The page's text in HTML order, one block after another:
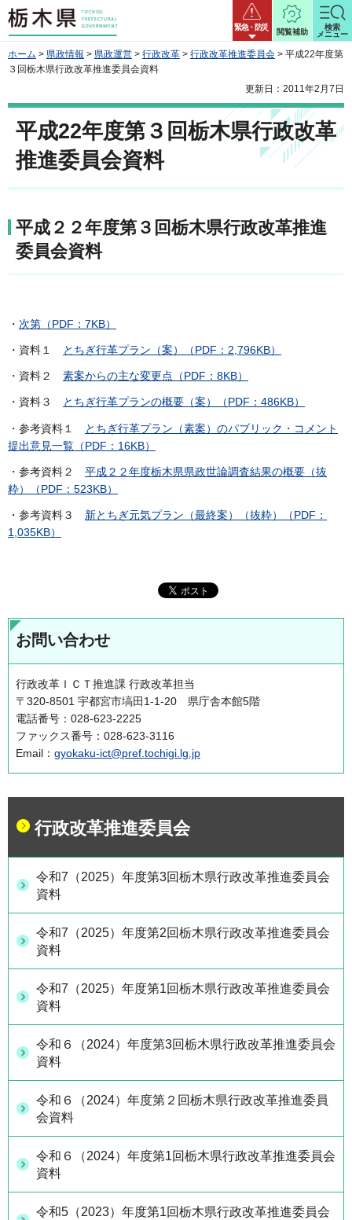
栃木県 緊急・防災
閲覧補助
検索
メニュー
ホーム > 県政情報 > 県政運営 > 行政改革 > 行政改革推進委員会 > 平成22年度第
３回栃木県行政改革推進委員会資料
更新日：2011年2月7日
平成22年度第３回栃木県行政改革
推進委員会資料
平成２２年度第３回栃木県行政改革推進
委員会資料
・ 次第（PDF：7KB）
・資料１ とちぎ行革プラン（案）（PDF：2,796KB）
・資料２ 素案からの主な変更点（PDF：8KB）
・資料３ とちぎ行革プランの概要（案）（PDF：486KB）
・参考資料１
とちぎ行革プラン（素案）のパブリック・コメント
提出意見一覧（PDF：16KB）
・参考資料２ 平成２２年度栃木県県政世論調査結果の概要（抜
粋）（PDF：523KB）
・参考資料３ 新とちぎ元気プラン（最終案）（抜粋）（PDF：
1,035KB）
お問い合わせ
行政改革ＩＣＴ推進課 行政改革担当
〒320-8501 宇都宮市塙田1-1-20 県庁舎本館5階
電話番号：028-623-2225
ファックス番号：028-623-3116
Email： gyokaku-ict@pref.tochigi.lg.jp
行政改革推進委員会
令和7（2025）年度第3回栃木県行政改革推進委員会
資料
令和7（2025）年度第2回栃木県行政改革推進委員会
資料
令和7（2025）年度第1回栃木県行政改革推進委員会
資料
令和６（2024）年度第3回栃木県行政改革推進委員会
資料
令和６（2024）年度第２回栃木県行政改革推進委員
会資料
令和６（2024）年度第1回栃木県行政改革推進委員会
資料
令和5（2023）年度第1回栃木県行政改革推進委員会